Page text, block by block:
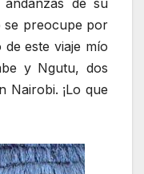
de su
se preocupe por
este viaje mío
y Ngutu, dos
Nairobi. ¡Lo que